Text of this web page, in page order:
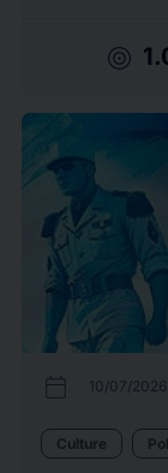
target
calendar_today 10/07/2026
Culture